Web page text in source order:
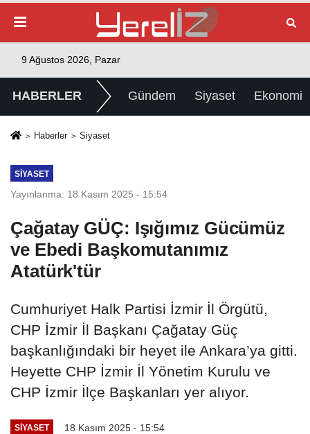
9 Ağustos 2026, Pazar
HABERLER Gündem Siyaset Ekonomi
Haberler Siyaset
SIYASET
Yayınlanma: 18 Kasım 2025 - 15:54
Çağatay GÜÇ: Işığımız Gücümüz
ve Ebedi Başkomutanımız
Atatürk'tür
Cumhuriyet Halk Partisi İzmir İl Örgütü,
CHP İzmir İl Başkanı Çağatay Güç
başkanlığındaki bir heyet ile Ankara’ya gitti.
Heyette CHP İzmir İl Yönetim Kurulu ve
CHP İzmir İlçe Başkanları yer alıyor.
SIYASET 18 Kasım 2025 - 15:54